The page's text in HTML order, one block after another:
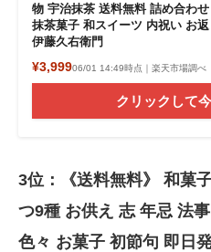
物 宇治抹茶 送料無料 詰め合わ
抹茶菓子 和スイーツ 内祝い お
伊藤久右衛門
¥3,99906/01 14:49時点｜楽天市場調べ
クリックして
3位：《送料無料》 和菓
つ9種 お供え 志 年忌 法
色々 お菓子 初節句 即日